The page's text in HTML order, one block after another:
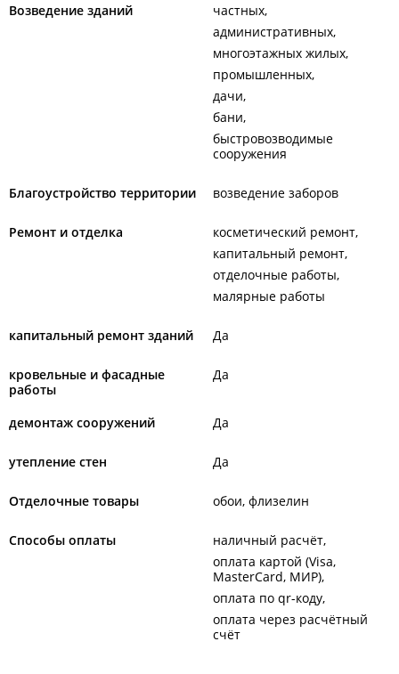
Возведение зданий
частных
административных
многоэтажных жилых
промышленных
дачи
бани
быстровозводимые
сооружения
Благоустройство территории возведение заборов
Ремонт и отделка
косметический ремонт
капитальный ремонт
отделочные работы
малярные работы
капитальный ремонт зданий Да
кровельные и фасадные
работы
Да
демонтаж сооружений Да
утепление стен Да
Отделочные товары обои, флизелин
Способы оплаты
наличный расчёт
оплата картой (Visa,
MasterCard, МИР)
оплата по qr-коду
оплата через расчётный
счёт